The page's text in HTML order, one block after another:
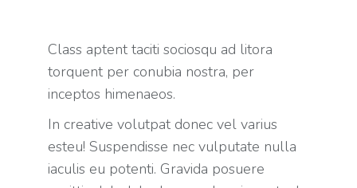
Class aptent taciti sociosqu ad litora
torquent per conubia nostra, per
inceptos himenaeos.
In creative volutpat donec vel varius
esteu! Suspendisse nec vulputate nulla
iaculis eu potenti. Gravida posuere